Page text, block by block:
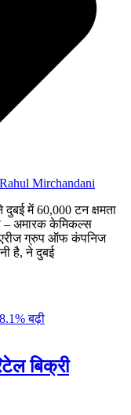
Mirchandani
में 60,000 टन क्षमता
– अमारक केमिकल्स
ग्रुप ऑफ कंपनिज
है, ने दुबई
बिक्री